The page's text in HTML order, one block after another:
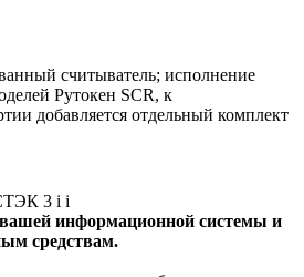
считыватель; исполнение
Рутокен SCR, к
добавляется отдельный комплект
3 i i
информационной системы и
средствам.